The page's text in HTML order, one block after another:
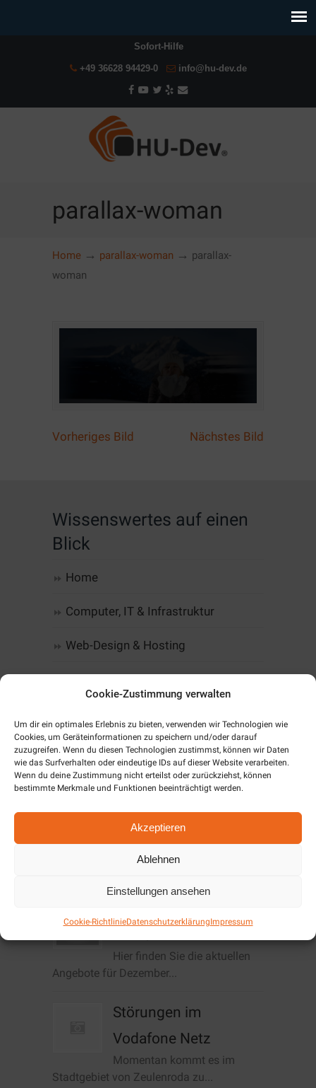
Cookie-Zustimmung verwalten
Um dir ein optimales Erlebnis zu bieten, verwenden wir Technologien wie
Cookies, um Geräteinformationen zu speichern und/oder darauf
zuzugreifen. Wenn du diesen Technologien zustimmst, können wir Daten
wie das Surfverhalten oder eindeutige IDs auf dieser Website verarbeiten.
Wenn du deine Zustimmung nicht erteilst oder zurückziehst, können
bestimmte Merkmale und Funktionen beeinträchtigt werden.
Akzeptieren
Ablehnen
Einstellungen ansehen
Cookie-RichtlinieDatenschutzerklärungImpressum
Sofort-Hilfe
+49 36628 94429-0 info@hu-dev.de
parallax-woman
Home → parallax-woman → parallax-
woman
Vorheriges Bild Nächstes Bild
Wissenswertes auf einen
Blick
Home
Computer, IT & Infrastruktur
Web-Design & Hosting
Kommunikation
Alarm & SmartHome
Unternehmen
Cookie-Richtlinie (EU)
Hier finden Sie die aktuellen
Angebote für Dezember...
Störungen im
Vodafone Netz
Momentan kommt es im
Stadtgebiet von Zeulenroda zu...